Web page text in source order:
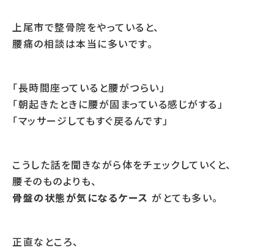
上尾市で整骨院をやっていると、
腰痛の相談は本当に多いです。
「長時間座っていると腰がつらい」
「朝起きたときに腰が固まっている感じがする」
「マッサージしてもすぐ戻るんです」
こうした話を聞きながら体をチェックしていくと、
腰そのものよりも、
骨盤の状態が気になるケース がとても多い。
正直なところ、